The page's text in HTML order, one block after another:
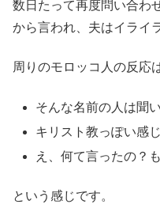
数日たって再度問い合わ
から言われ、夫はイライ
周りのモロッコ人の反応
そんな名前の人は聞
キリスト教っぽい感
え、何て言ったの？
という感じです。